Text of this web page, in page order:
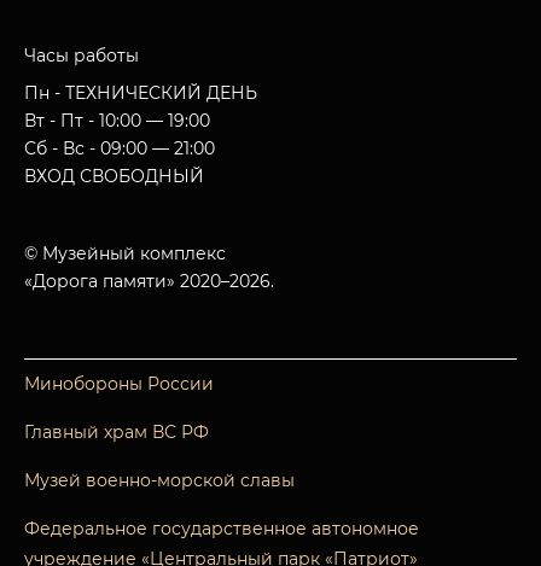
Часы работы
Пн - ТЕХНИЧЕСКИЙ ДЕНЬ
Вт - Пт - 10:00 — 19:00
Сб - Вс - 09:00 — 21:00
ВХОД СВОБОДНЫЙ
© Музейный комплекс
«Дорога памяти» 2020–2026.
Минобороны России
Главный храм ВС РФ
Музей военно-морской славы
Федеральное государственное автономное
учреждение «Центральный парк «Патриот»